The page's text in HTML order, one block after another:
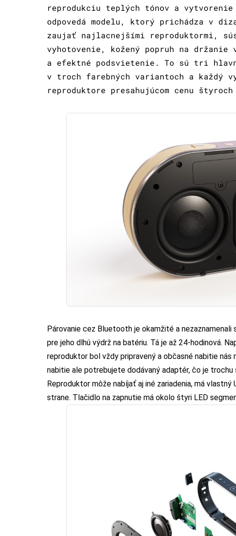
reprodukciu teplých tónov a
odpovedá modelu, ktorý prichádza v
zaujať najlacnejšími reproduktormi,
vyhotovenie, kožený popruh na
a efektné podsvietenie. To sú tri
v troch farebných variantoch a každý
reproduktore presahujúcom cenu
Párovanie cez Bluetooth je okamžité a
pre jeho dlhú výdrž na batériu. Tá je až 24-hodinová.
reproduktor bol vždy pripravený a občasné nabitie
nabitie ale potrebujete dodávaný adaptér, čo je
Reproduktor môže nabíjať aj iné zariadenia, má
strane. Tlačidlo na zapnutie má okolo štyri LED